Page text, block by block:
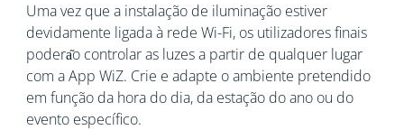
Uma vez que a instalação de iluminação estiver
devidamente ligada à rede Wi-Fi, os utilizadores finais
podera᷉o controlar as luzes a partir de qualquer lugar
com a App WiZ. Crie e adapte o ambiente pretendido
em função da hora do dia, da estação do ano ou do
evento específico.